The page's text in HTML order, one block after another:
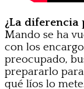
¿La diferencia
Mando se ha
con los
preocupado,
prepararlo
qué líos lo